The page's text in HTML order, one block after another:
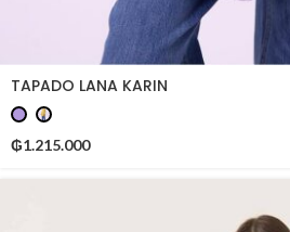
TAPADO LANA KARIN
₲1.215.000